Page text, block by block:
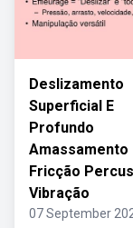
Deslizamento
Superficial E
Profundo
Amassamento
Fricção
Vibração
07 September